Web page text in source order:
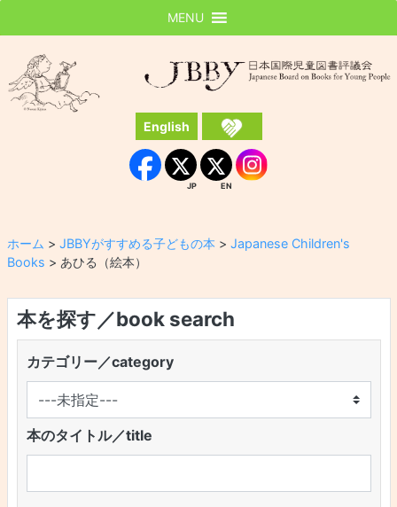
JBBY
English
Facebook
JP
JP
EN
EN Instagram
MENU
ホーム > JBBYがすすめる子どもの本 > Japanese Children's
Books > あひる（絵本）
本を探す／book search
カテゴリー／category
本のタイトル／title